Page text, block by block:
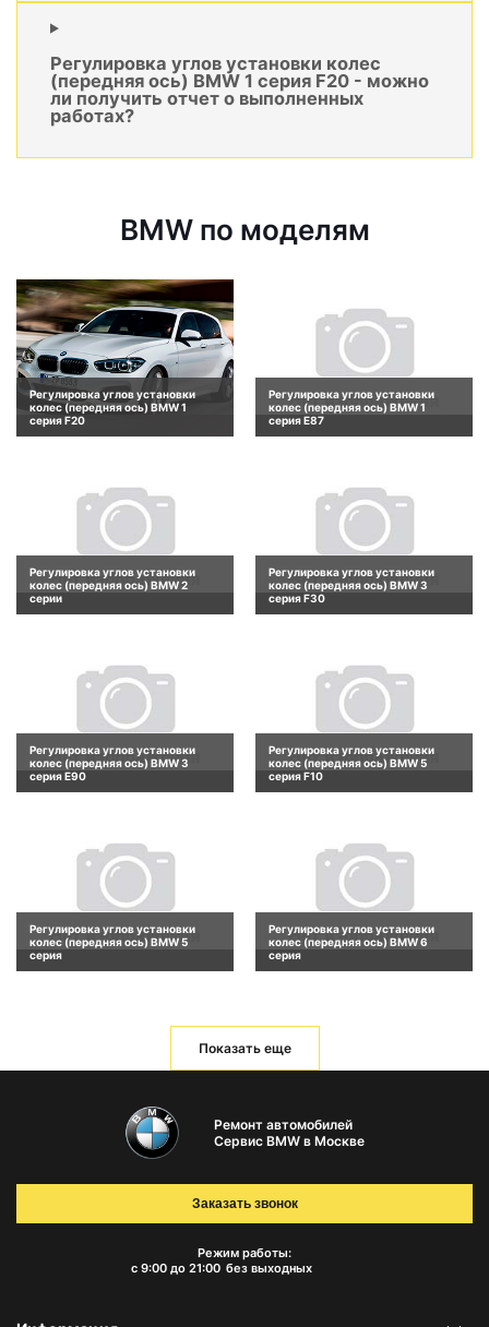
Регулировка углов установки колес
(передняя ось) BMW 1 серия F20 - можно
ли получить отчет о выполненных
работах?
BMW по моделям
Регулировка углов установки
колес (передняя ось) BMW 1
серия F20
Регулировка углов установки
колес (передняя ось) BMW 1
серия E87
Регулировка углов установки
колес (передняя ось) BMW 2
серии
Регулировка углов установки
колес (передняя ось) BMW 3
серия F30
Регулировка углов установки
колес (передняя ось) BMW 3
серия E90
Регулировка углов установки
колес (передняя ось) BMW 5
серия F10
Регулировка углов установки
колес (передняя ось) BMW 5
серия
Регулировка углов установки
колес (передняя ось) BMW 6
серия
Показать еще
Ремонт автомобилей
Сервис BMW в Москве
Режим работы:
с 9:00 до 21:00 без выходных
Заказать звонок